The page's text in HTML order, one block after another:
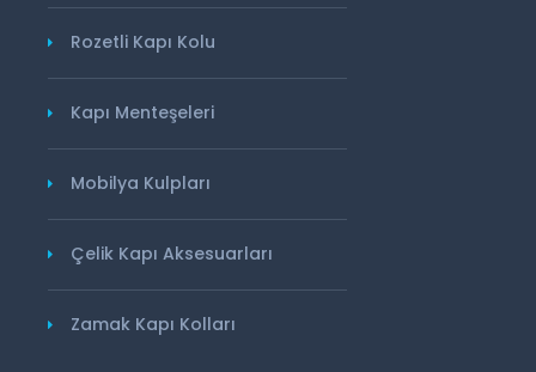
Rozetli Kapı Kolu
Kapı Menteşeleri
Mobilya Kulpları
Çelik Kapı Aksesuarları
Zamak Kapı Kolları